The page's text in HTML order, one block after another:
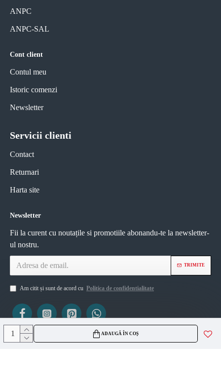
ADAUGĂ ÎN COȘ
ANPC
ANPC-SAL
Cont client
Contul meu
Istoric comenzi
Newsletter
Servicii clienti
Contact
Returnari
Harta site
Newsletter
Fii la curent cu noutațile si promotiile abonandu-te la newsletter-
ul nostru.
TRIMITE
Am citit și sunt de acord cu Politica de confidentialitate
ViZIO AGS SRL